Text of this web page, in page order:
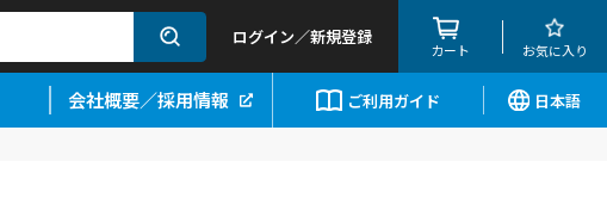
ログイン／新規登録
カート お気に入り
会社概要／採用情報 ご利用ガイド 日本語